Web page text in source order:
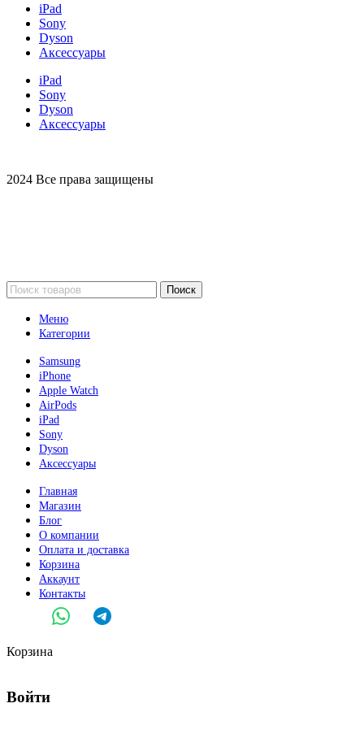
iPad
Sony
Dyson
Аксессуары
iPad
Sony
Dyson
Аксессуары
2024 Все права защищены
Поиск
Меню
Категории
Samsung
iPhone
Apple Watch
AirPods
iPad
Sony
Dyson
Аксессуары
Главная
Магазин
Блог
О компании
Оплата и доставка
Корзина
Аккаунт
Контакты
Корзина
Войти